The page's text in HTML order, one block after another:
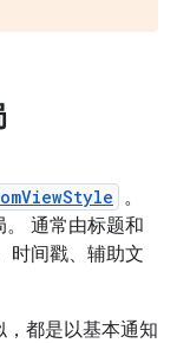
。
通常由标题和
时间戳、辅助文
，都是以基本通知